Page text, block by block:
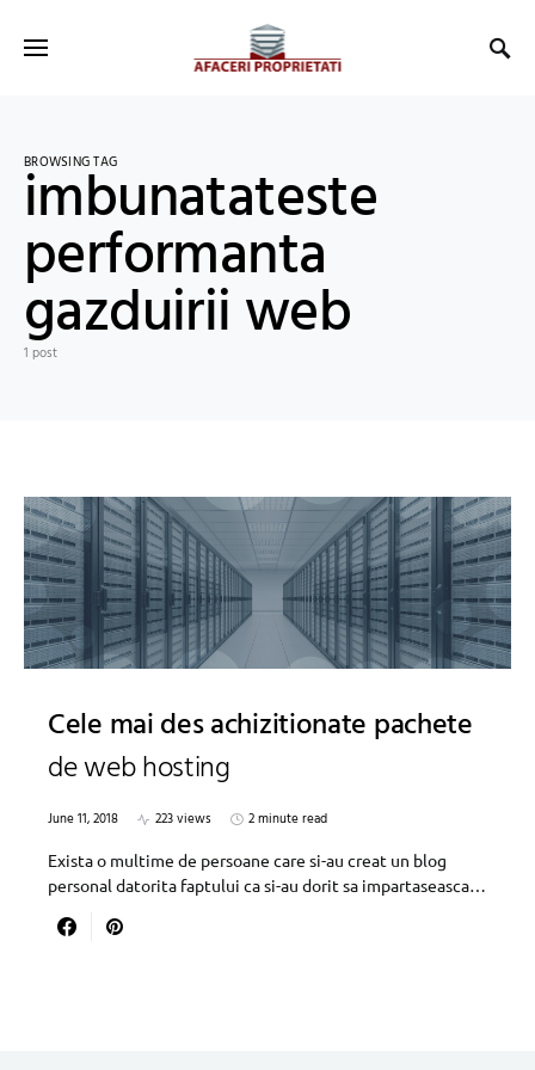
BROWSING TAG
imbunatateste
performanta
gazduirii web
1 post
Cele mai des achizitionate pachete
de web hosting
June 11, 2018 223 views
2 minute read
Exista o multime de persoane care si-au creat un blog
personal datorita faptului ca si-au dorit sa impartaseasca…